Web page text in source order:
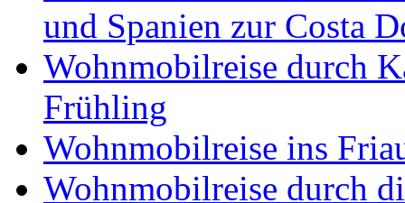
und Spanien zur Costa
Wohnmobilreise durch
Frühling
Wohnmobilreise ins
Wohnmobilreise durch